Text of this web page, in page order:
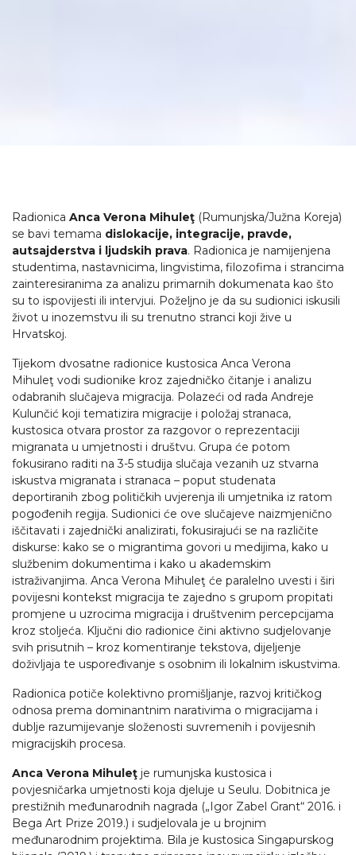
Radionica Anca Verona Mihuleţ (Rumunjska/Južna Koreja)
se bavi temama dislokacije, integracije, pravde,
autsajderstva i ljudskih prava. Radionica je namijenjena
studentima, nastavnicima, lingvistima, filozofima i strancima
zainteresiranima za analizu primarnih dokumenata kao što
su to ispovijesti ili intervjui. Poželjno je da su sudionici iskusili
život u inozemstvu ili su trenutno stranci koji žive u
Hrvatskoj.
Tijekom dvosatne radionice kustosica Anca Verona
Mihuleţ vodi sudionike kroz zajedničko čitanje i analizu
odabranih slučajeva migracija. Polazeći od rada Andreje
Kulunčić koji tematizira migracije i položaj stranaca,
kustosica otvara prostor za razgovor o reprezentaciji
migranata u umjetnosti i društvu. Grupa će potom
fokusirano raditi na 3-5 studija slučaja vezanih uz stvarna
iskustva migranata i stranaca – poput studenata
deportiranih zbog političkih uvjerenja ili umjetnika iz ratom
pogođenih regija. Sudionici će ove slučajeve naizmjenično
iščitavati i zajednički analizirati, fokusirajući se na različite
diskurse: kako se o migrantima govori u medijima, kako u
službenim dokumentima i kako u akademskim
istraživanjima. Anca Verona Mihuleţ će paralelno uvesti i širi
povijesni kontekst migracija te zajedno s grupom propitati
promjene u uzrocima migracija i društvenim percepcijama
kroz stoljeća. Ključni dio radionice čini aktivno sudjelovanje
svih prisutnih – kroz komentiranje tekstova, dijeljenje
doživljaja te uspoređivanje s osobnim ili lokalnim iskustvima.
Radionica potiče kolektivno promišljanje, razvoj kritičkog
odnosa prema dominantnim narativima o migracijama i
dublje razumijevanje složenosti suvremenih i povijesnih
migracijskih procesa.
Anca Verona Mihuleţ je rumunjska kustosica i
povjesničarka umjetnosti koja djeluje u Seulu. Dobitnica je
prestižnih međunarodnih nagrada („Igor Zabel Grant“ 2016. i
Bega Art Prize 2019.) i sudjelovala je u brojnim
međunarodnim projektima. Bila je kustosica Singapurskog